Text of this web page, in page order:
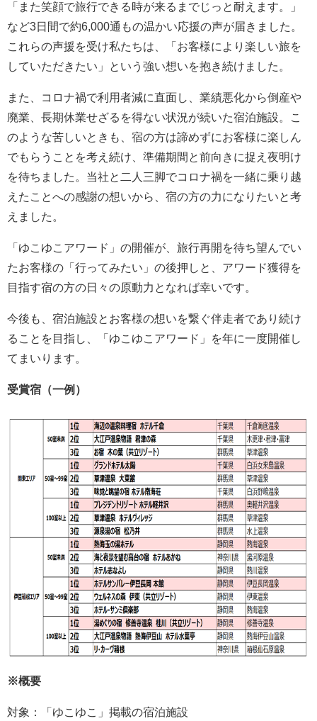
「また笑顔で旅行できる時が来るまでじっと耐えます。」
など3日間で約6,000通もの温かい応援の声が届きました。
これらの声援を受け私たちは、「お客様により楽しい旅を
していただきたい」という強い想いを抱き続けました。
また、コロナ禍で利用者減に直面し、業績悪化から倒産や
廃業、長期休業せざるを得ない状況が続いた宿泊施設。こ
のような苦しいときも、宿の方は諦めずにお客様に楽しん
でもらうことを考え続け、準備期間と前向きに捉え夜明け
を待ちました。当社と二人三脚でコロナ禍を一緒に乗り越
えたことへの感謝の想いから、宿の方の力になりたいと考
えました。
「ゆこゆこアワード」の開催が、旅行再開を待ち望んでい
たお客様の「行ってみたい」の後押しと、アワード獲得を
目指す宿の方の日々の原動力となれば幸いです。
今後も、宿泊施設とお客様の想いを繋ぐ伴走者であり続け
ることを目指し、「ゆこゆこアワード」を年に一度開催し
てまいります。
受賞宿（一例）
※概要
対象：「ゆこゆこ」掲載の宿泊施設